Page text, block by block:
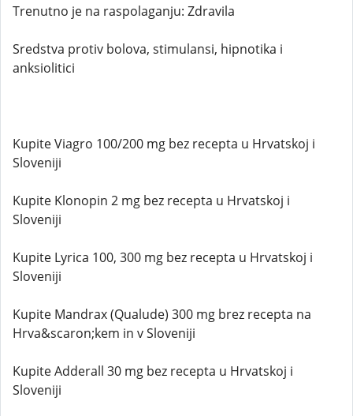
Trenutno je na raspolaganju: Zdravila
Sredstva protiv bolova, stimulansi, hipnotika i
anksiolitici
Kupite Viagro 100/200 mg bez recepta u Hrvatskoj i
Sloveniji
Kupite Klonopin 2 mg bez recepta u Hrvatskoj i
Sloveniji
Kupite Lyrica 100, 300 mg bez recepta u Hrvatskoj i
Sloveniji
Kupite Mandrax (Qualude) 300 mg brez recepta na
Hrva&scaron;kem in v Sloveniji
Kupite Adderall 30 mg bez recepta u Hrvatskoj i
Sloveniji